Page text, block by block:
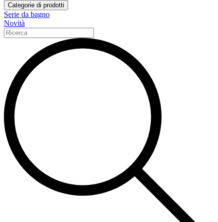
Categorie di prodotti
Serie da bagno
Novità